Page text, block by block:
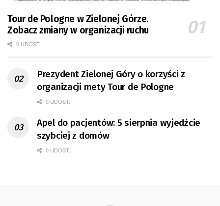
Tour de Pologne w Zielonej Górze.
Zobacz zmiany w organizacji ruchu
0 UDOST.
Prezydent Zielonej Góry o korzyści z
organizacji mety Tour de Pologne
0 UDOST.
Apel do pacjentów: 5 sierpnia wyjedźcie
szybciej z domów
0 UDOST.